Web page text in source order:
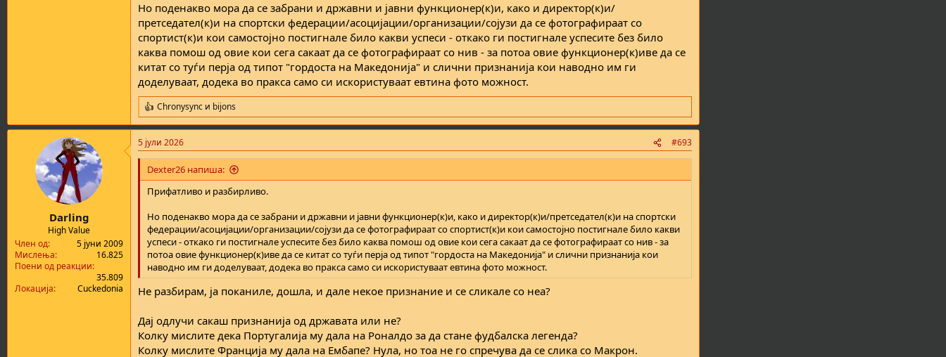
Но поденакво мора да се забрани и државни и јавни функционер(к)и, како и директор(к)и/
претседател(к)и на спортски федерации/асоцијации/организации/сојузи да се фотографираат со
спортист(к)и кои самостојно постигнале било какви успеси - откако ги постигнале успесите без било
каква помош од овие кои сега сакаат да се фотографираат со нив - за потоа овие функционер(к)иве да се
китат со туѓи перја од типот "гордоста на Македонија" и слични признанија кои наводно им ги
доделуваат, додека во пракса само си искористуваат евтина фото можност.
R
e
a
c
t
o
Chronysync и bijons
Darling
High Value
Член од
5 јуни 2009
Мислења
16.825
Поени од реакции
35.809
Локација
Cuckedonia
5 јули 2026 #693
Dexter26 напиша:
Прифатливо и разбирливо.
Но поденакво мора да се забрани и државни и јавни функционер(к)и, како и директор(к)и/претседател(к)и на спортски
федерации/асоцијации/организации/сојузи да се фотографираат со спортист(к)и кои самостојно постигнале било какви
успеси - откако ги постигнале успесите без било каква помош од овие кои сега сакаат да се фотографираат со нив - за
потоа овие функционер(к)иве да се китат со туѓи перја од типот "гордоста на Македонија" и слични признанија кои
наводно им ги доделуваат, додека во пракса само си искористуваат евтина фото можност.
Не разбирам, ја поканиле, дошла, и дале некое признание и се сликале со неа?
Дај одлучи сакаш признанија од државата или не?
Колку мислите дека Португалија му дала на Роналдо за да стане фудбалска легенда?
Колку мислите Франција му дала на Ембапе? Нула, но тоа не го спречува да се слика со Макрон.